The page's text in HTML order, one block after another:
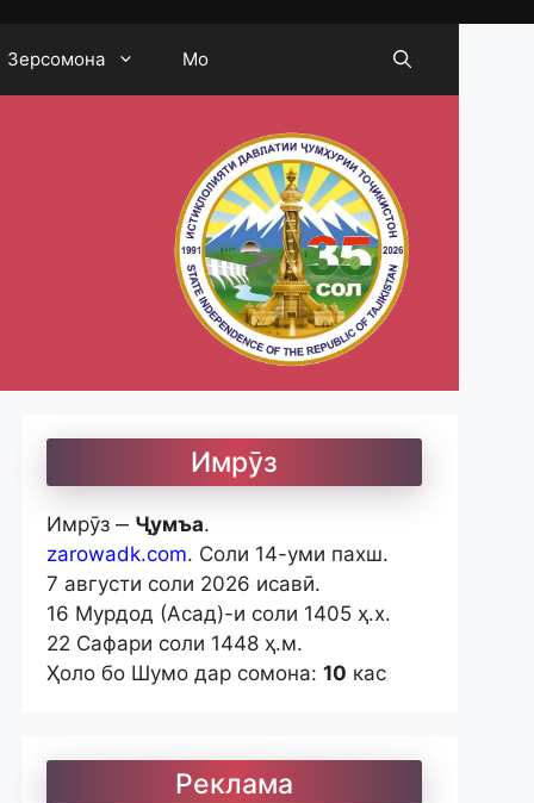
Зерсомона Мо
Имрӯз
Имрӯз ‒ Ҷумъа.
zarowadk.com. Соли 14-уми пахш.
7 августи соли 2026 исавӣ.
16 Мурдод (Асад)-и соли 1405 ҳ.х.
22 Сафари соли 1448 ҳ.м.
Ҳоло бо Шумо дар сомона:10 кас
Реклама